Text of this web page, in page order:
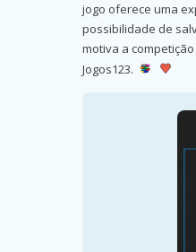
jogo oferece uma
possibilidade de
motiva a
Jogos123.